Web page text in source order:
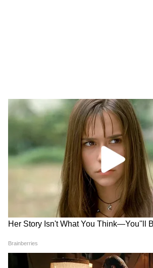
निवेश और नवाचार में जापानी और
बीच सहयोग है। और दोनों सरकारें
नवाचार को बढ़ावा देने में भारतीय और
कंपनियों का समर्थन करती हैं,
क्षेत्रों में।"
तीन दस्तावेजों को अपनाया गया
उन्होंने आगे कहा, "और बैठक के बाद,
वक्तव्य है। दूसरा आर्थिक सुरक्षा पर
तीसरा एआई के क्षेत्र में सहयोग पर